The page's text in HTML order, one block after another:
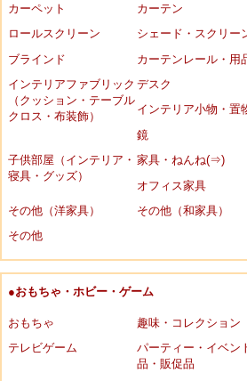
カーペット
カーテン
ロールスクリーン
シェード・スクリー
ブラインド
カーテンレール・用
インテリアファブリック
（クッション・テーブル
クロス・布装飾）
デスク
インテリア小物・置
鏡
子供部屋（インテリア・
寝具・グッズ）
家具・ねんね(⇒)
オフィス家具
その他（洋家具）
その他（和家具）
その他
●おもちゃ・ホビー・ゲーム
おもちゃ
趣味・コレクション
テレビゲーム
パーティー・イベン
品・販促品